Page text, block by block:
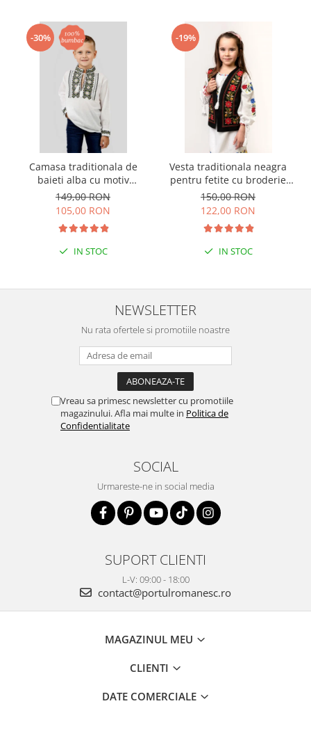
-30%
Camasa traditionala de
baieti alba cu motiv
geometric verde Luca 03
149,00 RON
105,00 RON
IN STOC
-19%
Vesta traditionala neagra
pentru fetite cu broderie
florala rosie Sonia 01
150,00 RON
122,00 RON
IN STOC
NEWSLETTER
Nu rata ofertele si promotiile noastre
Vreau sa primesc newsletter cu promotiile
magazinului. Afla mai multe in Politica de
Confidentialitate
SOCIAL
Urmareste-ne in social media
SUPORT CLIENTI
L-V: 09:00 - 18:00
contact@portulromanesc.ro
MAGAZINUL MEU
CLIENTI
DATE COMERCIALE